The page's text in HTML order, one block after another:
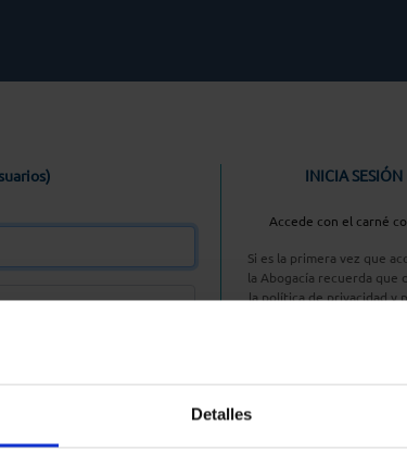
Detalles
INICIA
Accede con el carné
Si es la primera vez que
la Abogacía recuerda que
la política de privacidad y
Entrar